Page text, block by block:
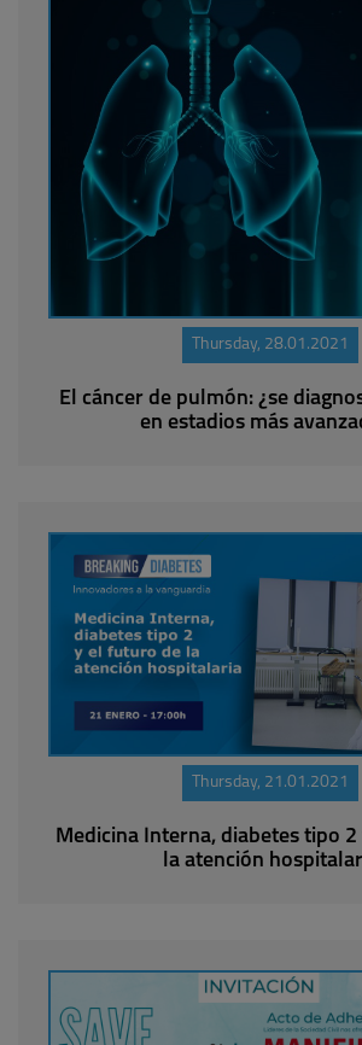
Thursday, 28.01.2021
El cáncer de pulmón: ¿se
en estadios más
Thursday, 21.01.2021
Medicina Interna, diabetes tipo
la atención